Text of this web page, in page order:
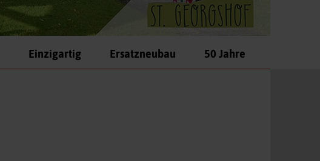
Einzigartig Ersatzneubau 50 Jahre